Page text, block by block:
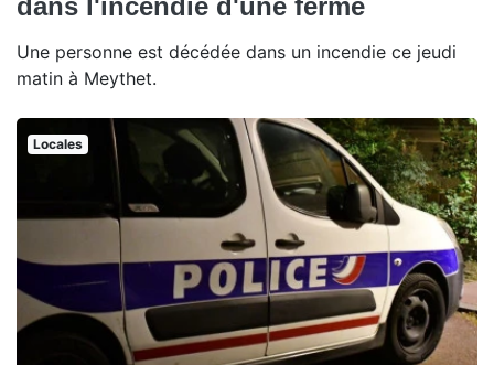
dans l'incendie d'une ferme
Une personne est décédée dans un incendie ce jeudi
matin à Meythet.
Locales